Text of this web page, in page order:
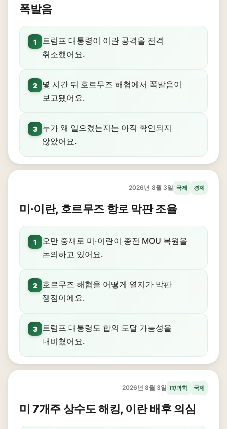
폭발음
1
트럼프 대통령이 이란 공격을 전격
취소했어요.
2
몇 시간 뒤 호르무즈 해협에서 폭발음이
보고됐어요.
3
누가 왜 일으켰는지는 아직 확인되지
않았어요.
2026년 8월 3일 국제 경제
미·이란, 호르무즈 항로 막판 조율
1
오만 중재로 미·이란이 종전 MOU 복원을
논의하고 있어요.
2
호르무즈 해협을 어떻게 열지가 막판
쟁점이에요.
3
트럼프 대통령도 합의 도달 가능성을
내비쳤어요.
2026년 8월 3일 IT/과학 국제
미 7개주 상수도 해킹, 이란 배후 의심